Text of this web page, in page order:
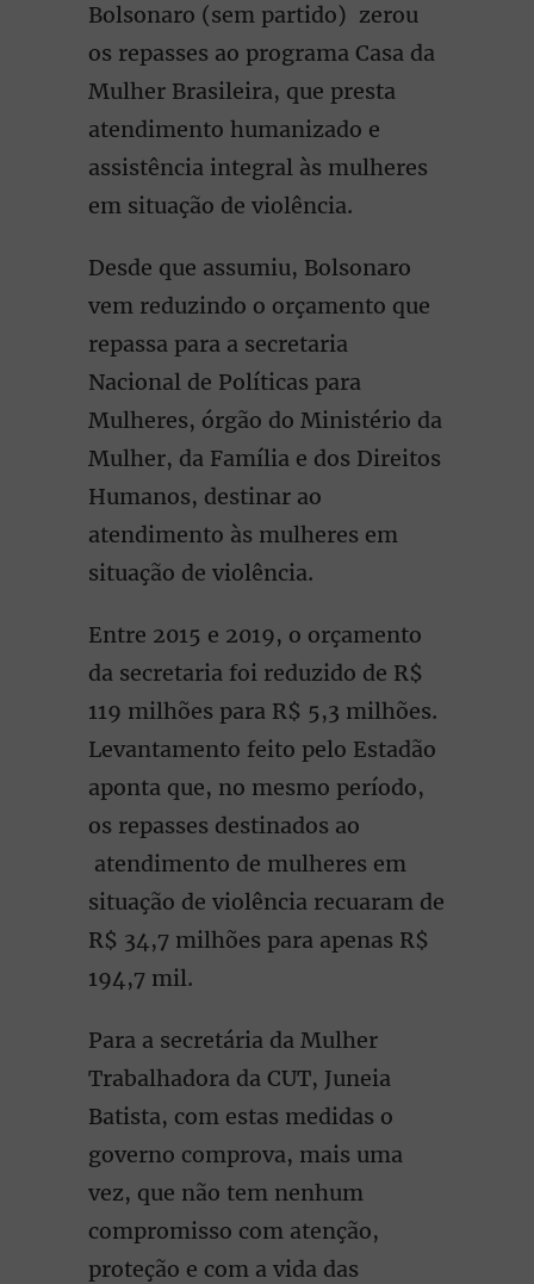
Bolsonaro (sem partido) zerou
os repasses ao programa Casa da
Mulher Brasileira, que presta
atendimento humanizado e
assistência integral às mulheres
em situação de violência.
Desde que assumiu, Bolsonaro
vem reduzindo o orçamento que
repassa para a secretaria
Nacional de Políticas para
Mulheres, órgão do Ministério da
Mulher, da Família e dos Direitos
Humanos, destinar ao
atendimento às mulheres em
situação de violência.
Entre 2015 e 2019, o orçamento
da secretaria foi reduzido de R$
119 milhões para R$ 5,3 milhões.
Levantamento feito pelo Estadão
aponta que, no mesmo período,
os repasses destinados ao
atendimento de mulheres em
situação de violência recuaram de
R$ 34,7 milhões para apenas R$
194,7 mil.
Para a secretária da Mulher
Trabalhadora da CUT, Juneia
Batista, com estas medidas o
governo comprova, mais uma
vez, que não tem nenhum
compromisso com atenção,
proteção e com a vida das